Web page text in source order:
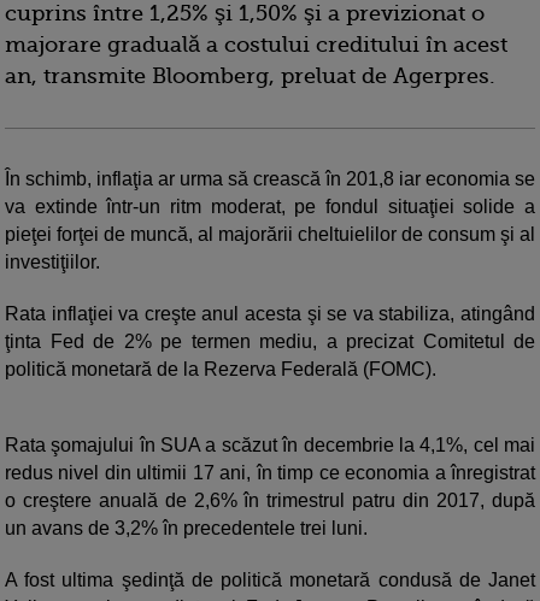
cuprins între 1,25% şi 1,50% şi a previzionat o
majorare graduală a costului creditului în acest
an, transmite Bloomberg, preluat de Agerpres.
În schimb, inflaţia ar urma să crească în 201,8 iar economia se
va extinde într-un ritm moderat, pe fondul situaţiei solide a
pieţei forţei de muncă, al majorării cheltuielilor de consum şi al
investiţiilor.
Rata inflaţiei va creşte anul acesta şi se va stabiliza, atingând
ţinta Fed de 2% pe termen mediu, a precizat Comitetul de
politică monetară de la Rezerva Federală (FOMC).
Rata şomajului în SUA a scăzut în decembrie la 4,1%, cel mai
redus nivel din ultimii 17 ani, în timp ce economia a înregistrat
o creştere anuală de 2,6% în trimestrul patru din 2017, după
un avans de 3,2% în precedentele trei luni.
A fost ultima şedinţă de politică monetară condusă de Janet